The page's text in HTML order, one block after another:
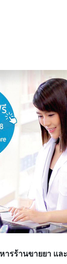
ารร้านขายยา แ